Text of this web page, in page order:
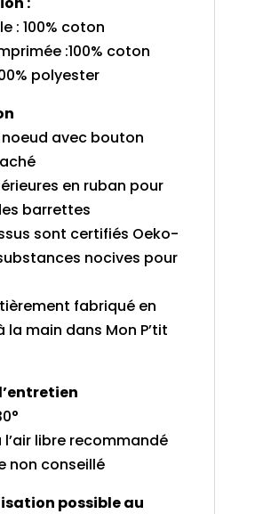
: 100% coton
:100% coton
polyester
avec bouton
en ruban pour
barrettes
sont certifiés Oeko-
nocives pour
fabriqué en
la main dans Mon P’tit
l’air libre recommandé
non conseillé
possible au